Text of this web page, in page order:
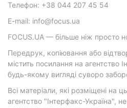
Телефон: +38 044 207 45 54
E-mail: info@focus.ua
FOCUS.UA — більше ніж просто
Передрук, копіювання або
містить посилання на агентство
будь-якому вигляді суворо
Всі матеріали, які розміщені на
агентство "Інтерфакс-Україна",